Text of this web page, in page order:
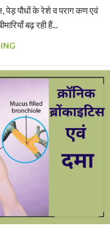
पेड़ पौधों के रेशे व पराग कण एवं
बढ़ रही हैं...